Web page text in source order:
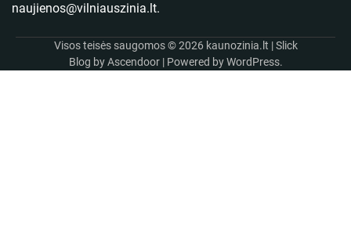
naujienos@vilniauszinia.lt.
Visos teisės saugomos © 2026 kaunozinia.lt | Slick
Blog byAscendoor| Powered byWordPress.